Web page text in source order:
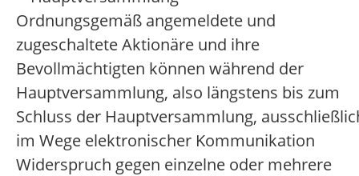
Ordnungsgemäß angemeldete und
zugeschaltete Aktionäre und ihre
Bevollmächtigten können während der
Hauptversammlung, also längstens bis zum
Schluss der Hauptversammlung,
im Wege elektronischer Kommunikation
Widerspruch gegen einzelne oder mehrere